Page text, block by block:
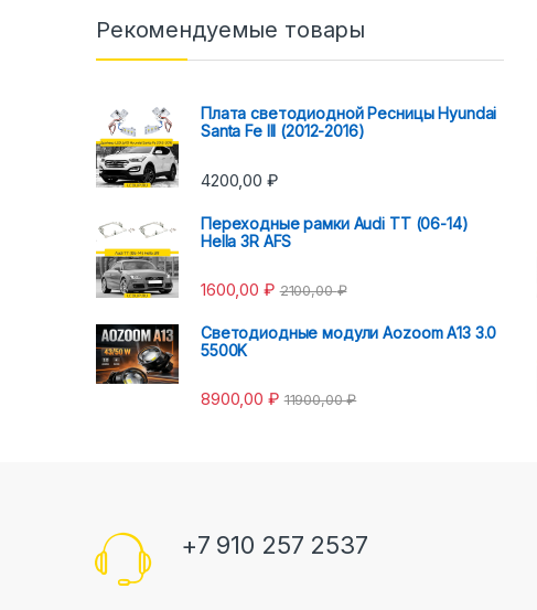
Рекомендуемые товары
Плата светодиодной Ресницы Hyundai
Santa Fe III (2012-2016)
4200,00 ₽
Переходные рамки Audi TT (06-14)
Hella 3R AFS
1600,00 ₽ 2100,00₽
Светодиодные модули Aozoom A13 3.0
5500K
8900,00 ₽ 11900,00₽
+7 910 257 2537